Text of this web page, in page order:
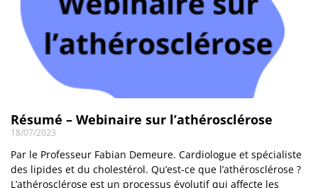
Résumé – Webinaire sur l’athérosclérose
18/07/2023
Par le Professeur Fabian Demeure. Cardiologue et spécialiste
des lipides et du cholestérol. Qu’est-ce que l’athérosclérose ?
L’athérosclérose est un processus évolutif qui affecte les